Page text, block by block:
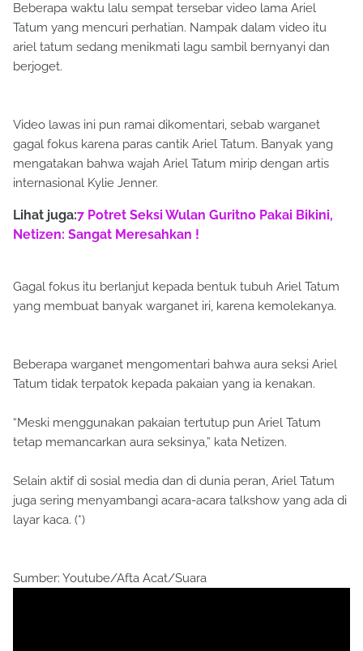
Beberapa waktu lalu sempat tersebar video lama Ariel
Tatum yang mencuri perhatian. Nampak dalam video itu
ariel tatum sedang menikmati lagu sambil bernyanyi dan
berjoget.
Video lawas ini pun ramai dikomentari, sebab warganet
gagal fokus karena paras cantik Ariel Tatum. Banyak yang
mengatakan bahwa wajah Ariel Tatum mirip dengan artis
internasional Kylie Jenner.
Lihat juga:7 Potret Seksi Wulan Guritno Pakai Bikini,
Netizen: Sangat Meresahkan !
Gagal fokus itu berlanjut kepada bentuk tubuh Ariel Tatum
yang membuat banyak warganet iri, karena kemolekanya.
Beberapa warganet mengomentari bahwa aura seksi Ariel
Tatum tidak terpatok kepada pakaian yang ia kenakan.
“Meski menggunakan pakaian tertutup pun Ariel Tatum
tetap memancarkan aura seksinya,” kata Netizen.
Selain aktif di sosial media dan di dunia peran, Ariel Tatum
juga sering menyambangi acara-acara talkshow yang ada di
layar kaca. (*)
Sumber: Youtube/Afta Acat/Suara